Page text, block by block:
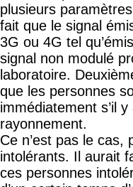
plusieurs
fait que le signal
3G ou 4G tel
signal non modulé
laboratoire.
que les personnes
immédiatement s’il
rayonnement.
Ce n’est pas le cas,
intolérants. Il aurait
ces personnes